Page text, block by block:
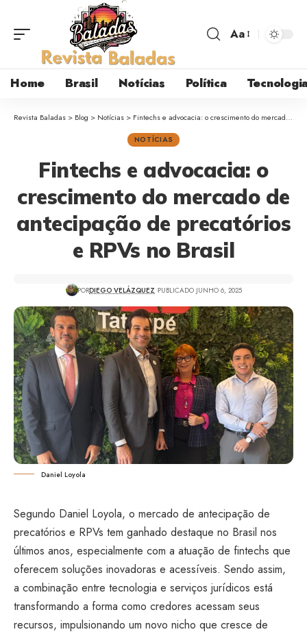
Aa
Home Brasil Notícias Política
Revista Baladas > Blog > Notícias > Fintechs e advocacia: o crescimento do mercado de antecipação de precatórios e RPVs no Brasil
NOTÍCIAS
Fintechs e advocacia: o
crescimento do mercado de
antecipação de precatórios
e RPVs no Brasil
PORDIEGO VELÁZQUEZ PUBLICADO JUNHO 6, 2025
Daniel Loyola
Segundo Daniel Loyola, o mercado de antecipação de
precatórios e RPVs tem ganhado destaque no Brasil nos
últimos anos, especialmente com a atuação de fintechs que
oferecem soluções inovadoras e acessíveis. Sendo assim,
a combinação entre tecnologia e serviços jurídicos está
transformando a forma como credores acessam seus
recursos, impulsionando um novo nicho que cresce de